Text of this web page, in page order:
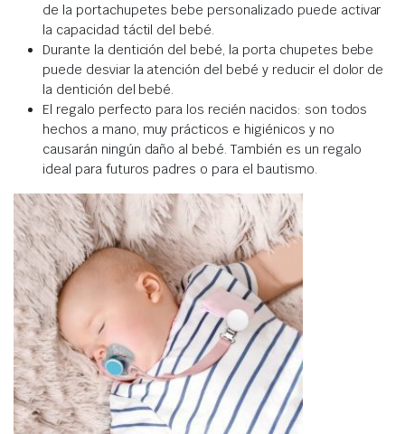
de la portachupetes bebe personalizado puede activar
la capacidad táctil del bebé.
Durante la dentición del bebé, la porta chupetes bebe
puede desviar la atención del bebé y reducir el dolor de
la dentición del bebé.
El regalo perfecto para los recién nacidos: son todos
hechos a mano, muy prácticos e higiénicos y no
causarán ningún daño al bebé. También es un regalo
ideal para futuros padres o para el bautismo.